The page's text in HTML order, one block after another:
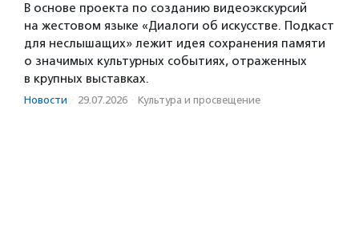
В основе проекта по созданию видеоэкскурсий
на жестовом языке «Диалоги об искусстве. Подкаст
для неслышащих» лежит идея сохранения памяти
о значимых культурных событиях, отраженных
в крупных выставках.
Новости · 29.07.2026 · Культура и просвещение